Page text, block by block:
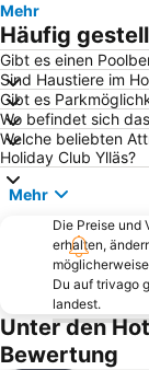
Mehr
Häufig
Gibt es einen
Sind Haustiere im
Gibt es
Wo befindet sich
Welche beliebten
Holiday Club Ylläs?
Mehr
Die Preise und
erhalten,
Du auf trivago
landest.
Unter den
Bewertung